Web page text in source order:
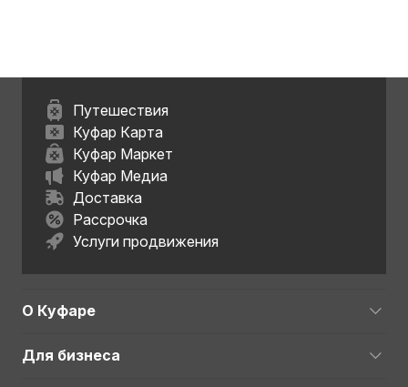
Путешествия
Куфар Карта
Куфар Маркет
Куфар Медиа
Доставка
Рассрочка
Услуги продвижения
О Куфаре
Для бизнеса